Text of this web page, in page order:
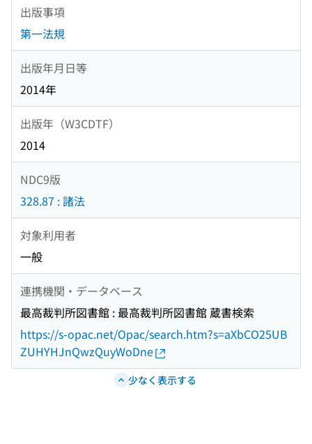
出版事項
第一法規
出版年月日等
2014年
出版年（W3CDTF）
2014
NDC9版
328.87 : 諸法
対象利用者
一般
連携機関・データベース
最高裁判所図書館 : 最高裁判所図書館 蔵書検索
https://s-opac.net/Opac/search.htm?s=aXbCO25UB
ZUHYHJnQwzQuyWoDne
少なく表示する